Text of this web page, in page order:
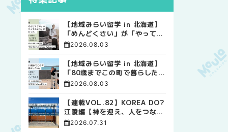
【地域みらい留学 in 北海道】
「めんどくさい」が「やってみ
よう」に変わった。 十勝の風
自由な高校生活
2026.08.03
【地域みらい留学 in 北海道】
「80歳までこの町で暮らした
い」 標津高校で踏み出した、
2026.08.03
【連載VOL.82】KOREA DO?
江陵編【神を迎え、人をつなぐ
時間 ― 江陵端午祭 】
2026.07.31